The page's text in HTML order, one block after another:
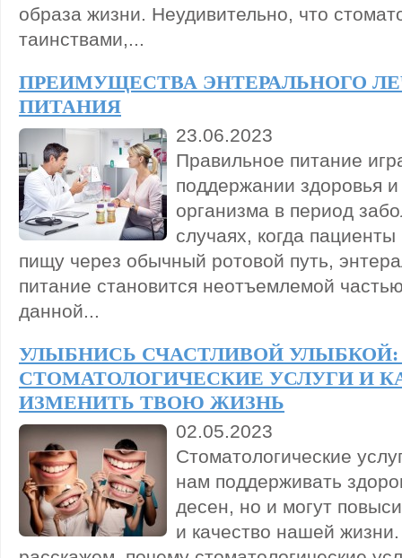
образа жизни. Неудивительно, что
таинствами,...
ПРЕИМУЩЕСТВА ЭНТЕРАЛЬНОГО
ПИТАНИЯ
23.06.2023
Правильное питание
поддержании здоровья
организма в период
случаях, когда
пищу через обычный ротовой путь,
питание становится неотъемлемой
данной...
УЛЫБНИСЬ СЧАСТЛИВОЙ
СТОМАТОЛОГИЧЕСКИЕ УСЛУГИ И
ИЗМЕНИТЬ ТВОЮ ЖИЗНЬ
02.05.2023
Стоматологические
нам поддерживать
десен, но и могут
и качество нашей